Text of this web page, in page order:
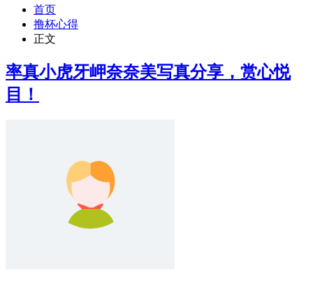
首页
撸杯心得
正文
率真小虎牙岬奈奈美写真分享，赏心悦
目！